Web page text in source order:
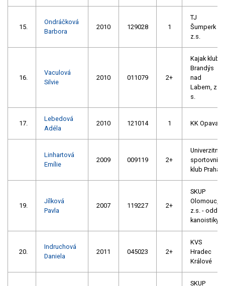
15.
Ondráčková
Barbora
2010 129028 1
TJ
Šumperk
z.s.
16.
Vaculová
Silvie
2010 011079 2+
Kajak klub
Brandýs
nad
Labem, z.
s.
17.
Lebedová
Adéla
2010 121014 1 KK Opava
Linhartová
Emílie
2009 009119 2+
Univerzitní
sportovní
klub Praha
19.
Jílková
Pavla
2007 119227 2+
SKUP
Olomouc,
z.s. - oddíl
kanoistiky
20.
Indruchová
Daniela
2011 045023 2+
KVS
Hradec
Králové
SKUP